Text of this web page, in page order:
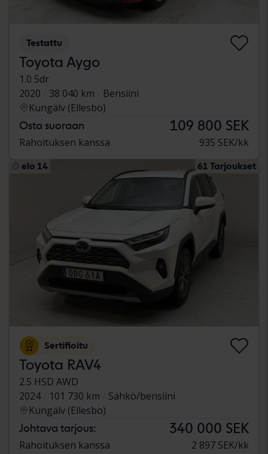
Testattu
Toyota Aygo
1.0 5dr
2020
38 040 km
Bensiini
Kungälv (Ellesbo)
Osta suoraan 109 800 SEK
Rahoituksen kanssa 935 SEK/kk
elo 14 61 Tarjoukset
Sertifioitu
Toyota RAV4
2.5 HSD AWD
2024
101 730 km
Sähkö/bensiini
Kungälv (Ellesbo)
Johtava tarjous: 340 000 SEK
Rahoituksen kanssa 2 897 SEK/kk